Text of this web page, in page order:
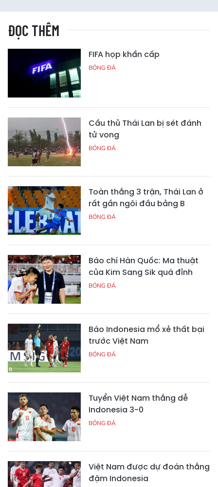
ĐỌC THÊM
FIFA họp khẩn cấp
BÓNG ĐÁ
Cầu thủ Thái Lan bị sét đánh
tử vong
BÓNG ĐÁ
Toàn thắng 3 trận, Thái Lan ở
rất gần ngôi đầu bảng B
BÓNG ĐÁ
Báo chí Hàn Quốc: Ma thuật
của Kim Sang Sik quá đỉnh
BÓNG ĐÁ
Báo Indonesia mổ xẻ thất bại
trước Việt Nam
BÓNG ĐÁ
Tuyển Việt Nam thắng dễ
Indonesia 3-0
BÓNG ĐÁ
Việt Nam được dự đoán thắng
đậm Indonesia